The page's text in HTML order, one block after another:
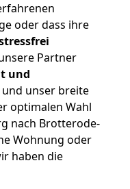
oder dass ihre
Partner
und
unser breite
optimalen Wahl
nach Brotterode-
Wohnung oder
haben die